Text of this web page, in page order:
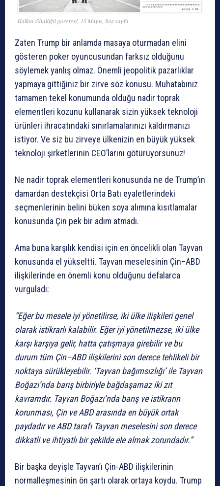
Halkın Günlüğü gazetesi, 15 Mayıs, baş sayfa
Zaten Trump bir anlamda masaya oturmadan elini
gösteren poker oyuncusundan farksız olduğunu
söylemek yanlış olmaz. Önemli jeopolitik pazarlıklar
yapmaya gittiğiniz bir zirve söz konusu. Muhatabınız
tamamen tekel konumunda olduğu nadir toprak
elementleri kozunu kullanarak sizin yüksek teknoloji
ürünleri ihracatındaki sınırlamalarınızı kaldırmanızı
istiyor. Ve siz bu zirveye ülkenizin en büyük yüksek
teknoloji şirketlerinin CEO’larını götürüyorsunuz!
Ne nadir toprak elementleri konusunda ne de Trump’ın
damardan destekçisi Orta Batı eyaletlerindeki
seçmenlerinin belini büken soya alımına kısıtlamalar
konusunda Çin pek bir adım atmadı.
Ama buna karşılık kendisi için en öncelikli olan Tayvan
konusunda el yükseltti. Tayvan meselesinin Çin–ABD
ilişkilerinde en önemli konu olduğunu defalarca
vurguladı:
“Eğer bu mesele iyi yönetilirse, iki ülke ilişkileri genel
olarak istikrarlı kalabilir. Eğer iyi yönetilmezse, iki ülke
karşı karşıya gelir, hatta çatışmaya girebilir ve bu
durum tüm Çin–ABD ilişkilerini son derece tehlikeli bir
noktaya sürükleyebilir. ‘Tayvan bağımsızlığı’ ile Tayvan
Boğazı’nda barış birbiriyle bağdaşamaz iki zıt
kavramdır. Tayvan Boğazı’nda barış ve istikrarın
korunması, Çin ve ABD arasında en büyük ortak
paydadır ve ABD tarafı Tayvan meselesini son derece
dikkatli ve ihtiyatlı bir şekilde ele almak zorundadır.”
Bir başka deyişle Tayvan’ı Çin-ABD ilişkilerinin
normalleşmesinin ön şartı olarak ortaya koydu. Trump